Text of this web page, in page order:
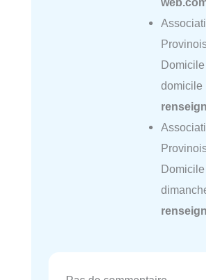
Domicile
domicile